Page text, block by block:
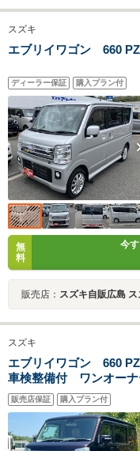
スズキ
エブリイワゴン 660
ディーラー保証 購入プラン付
無
料
今
販売店： スズキ自販広島
スズキ
エブリイワゴン 660
車検整備付 ワンオー
ア ナビ TV バックカ
突被害軽減システム
ー 電動格納ミラー
ABS
販売店保証 購入プラン付